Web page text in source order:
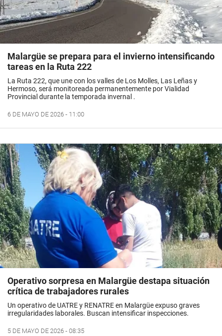
Malargüe se prepara para el invierno intensificando
tareas en la Ruta 222
La Ruta 222, que une con los valles de Los Molles, Las Leñas y
Hermoso, será monitoreada permanentemente por Vialidad
Provincial durante la temporada invernal .
6 DE MAYO DE 2026 - 11:00
Operativo sorpresa en Malargüe destapa situación
crítica de trabajadores rurales
Un operativo de UATRE y RENATRE en Malargüe expuso graves
irregularidades laborales. Buscan intensificar inspecciones.
5 DE MAYO DE 2026 - 08:35